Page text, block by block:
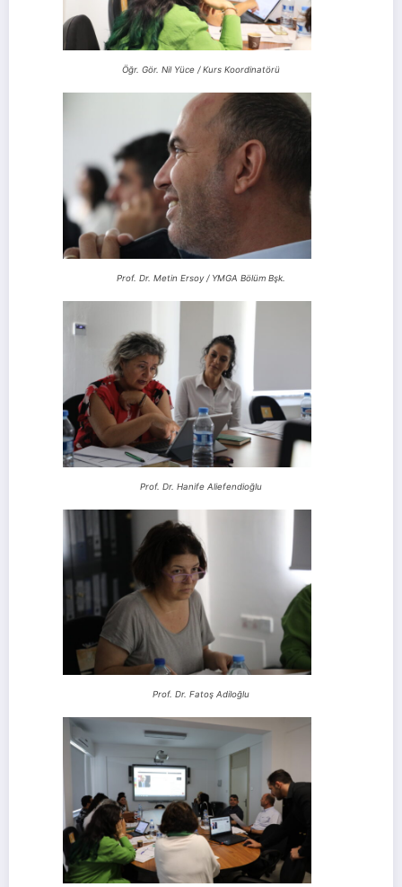
Öğr. Gör. Nil Yüce / Kurs Koordinatörü
Prof. Dr. Metin Ersoy / YMGA Bölüm Bşk.
Prof. Dr. Hanife Aliefendioğlu
Prof. Dr. Fatoş Adiloğlu